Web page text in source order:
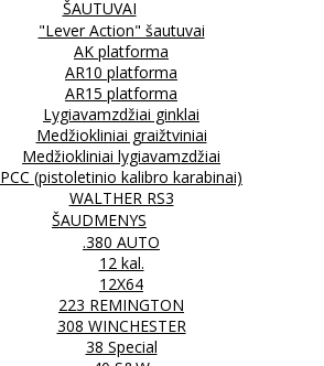
ŠAUTUVAI
"Lever Action" šautuvai
AK platforma
AR10 platforma
AR15 platforma
Lygiavamzdžiai ginklai
Medžiokliniai graižtviniai
Medžiokliniai lygiavamzdžiai
PCC (pistoletinio kalibro karabinai)
WALTHER RS3
ŠAUDMENYS
.380 AUTO
12 kal.
12X64
223 REMINGTON
308 WINCHESTER
38 Special